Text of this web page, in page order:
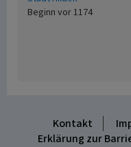
Beginn vor 1174
Kontakt
Erklärung zur